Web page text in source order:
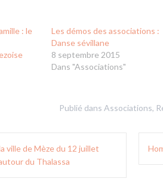
: le
Les démos des associations :
Danse sévillane
8 septembre 2015
Dans "Associations"
Publié dans Associations,
ville de Mèze du 12 juillet
du Thalassa